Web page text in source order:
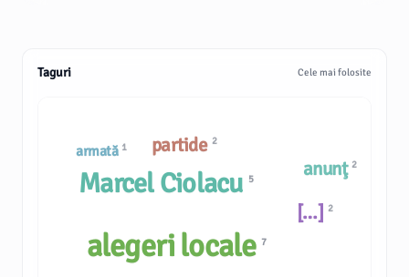
Taguri Cele mai folosite
partide 2
armată 1
anunţ 2
[…] 2
alegeri locale7
Marcel Ciolacu 5